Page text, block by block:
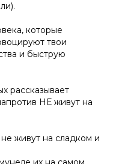
которые
твои
и быструю
рассказывает
НЕ живут на
живут на сладком и